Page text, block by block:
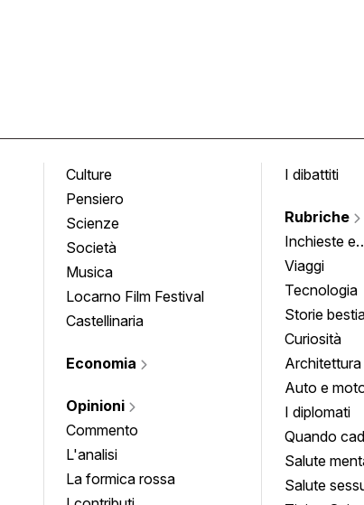
Culture
Pensiero
Scienze
Società
Musica
Locarno Film Festival
Castellinaria
Economia
Opinioni
Commento
L'analisi
La formica rossa
I dibattiti
Rubriche
Inchieste e
Viaggi
Tecnologia
Storie
Curiosità
Architettura
Auto e
I diplomati
Quando
Salute
Salute